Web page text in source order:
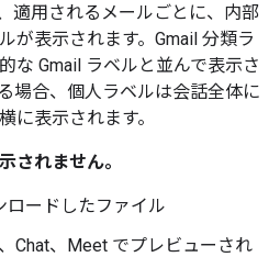
適用されるメールごとに、内部
が表示されます。Gmail 分類ラ
な Gmail ラベルと並んで表示さ
場合、個人ラベルは会話全体に
に表示されます。
されません。
ロードしたファイル
Chat、Meet でプレビューされ